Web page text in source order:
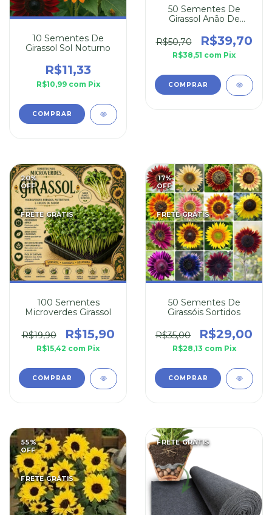
10 Sementes De
Girassol Sol Noturno
R$11,33
R$10,99 com Pix
50 Sementes De
Girassol Anão De
R$50,70
R$39,70
R$38,51 com Pix
20%
OFF
FRETE GRÁTIS
100 Sementes
Microverdes Girassol
R$19,90 R$15,90
R$15,42 com Pix
17%
OFF
FRETE GRÁTIS
50 Sementes De
Girassóis Sortidos
R$35,00 R$29,00
R$28,13 com Pix
55%
OFF
FRETE GRÁTIS
FRETE GRÁTIS